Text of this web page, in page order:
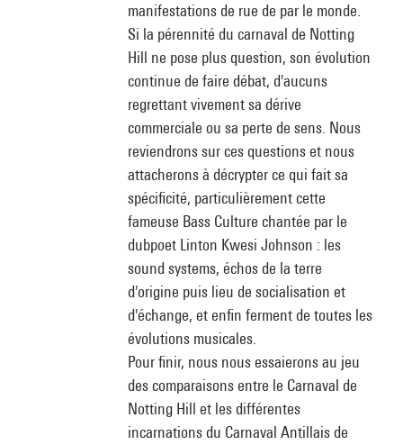
manifestations de rue de par le monde.
Si la pérennité du carnaval de Notting
Hill ne pose plus question, son évolution
continue de faire débat, d'aucuns
regrettant vivement sa dérive
commerciale ou sa perte de sens. Nous
reviendrons sur ces questions et nous
attacherons à décrypter ce qui fait sa
spécificité, particulièrement cette
fameuse Bass Culture chantée par le
dubpoet Linton Kwesi Johnson : les
sound systems, échos de la terre
d'origine puis lieu de socialisation et
d'échange, et enfin ferment de toutes les
évolutions musicales.
Pour finir, nous nous essaierons au jeu
des comparaisons entre le Carnaval de
Notting Hill et les différentes
incarnations du Carnaval Antillais de